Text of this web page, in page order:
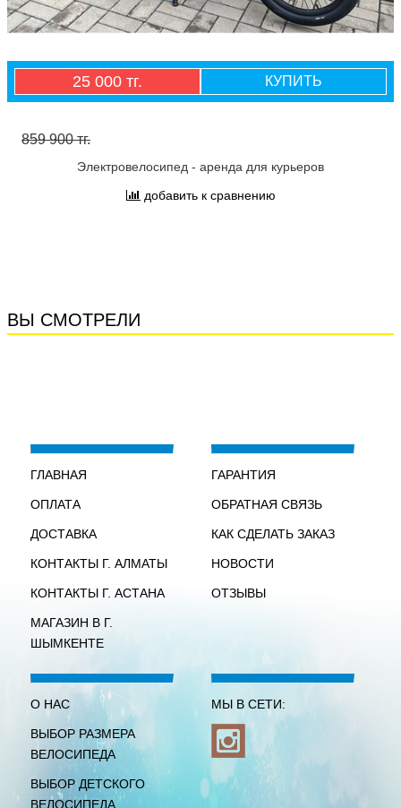
25 000 тг. КУПИТЬ
859 900 тг.
Электровелосипед - аренда для курьеров
добавить к сравнению
ВЫ СМОТРЕЛИ
ГЛАВНАЯ
ОПЛАТА
ДОСТАВКА
КОНТАКТЫ Г. АЛМАТЫ
КОНТАКТЫ Г. АСТАНА
МАГАЗИН В Г.
ШЫМКЕНТЕ
ГАРАНТИЯ
ОБРАТНАЯ СВЯЗЬ
КАК СДЕЛАТЬ ЗАКАЗ
НОВОСТИ
ОТЗЫВЫ
О НАС
ВЫБОР РАЗМЕРА
ВЕЛОСИПЕДА
ВЫБОР ДЕТСКОГО
ВЕЛОСИПЕДА
МЫ В СЕТИ: